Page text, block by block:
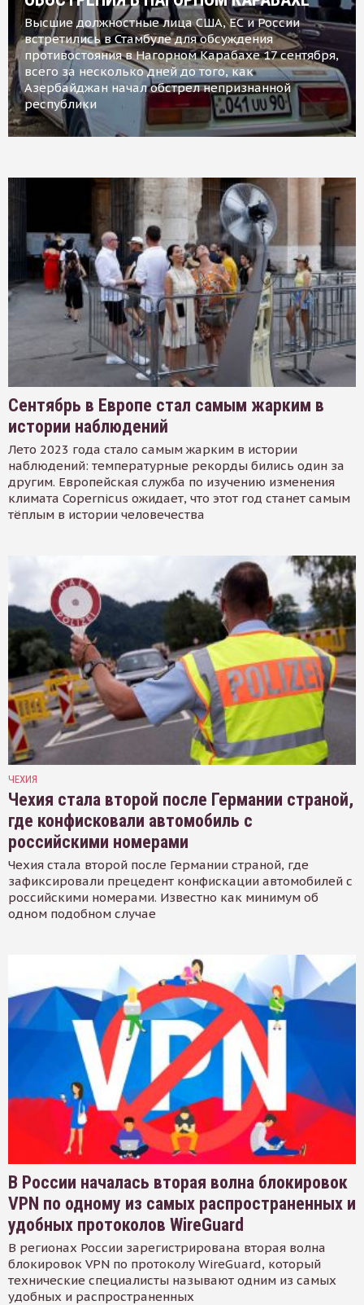
Высшие должностные лица США, ЕС и России
встретились в Стамбуле для обсуждения
противостояния в Нагорном Карабахе 17 сентября,
всего за несколько дней до того, как
Азербайджан начал обстрел непризнанной
республики
Сентябрь в Европе стал самым жарким в
истории наблюдений
Лето 2023 года стало самым жарким в истории
наблюдений: температурные рекорды бились один за
другим. Европейская служба по изучению изменения
климата Copernicus ожидает, что этот год станет самым
тёплым в истории человечества
ЧЕХИЯ
Чехия стала второй после Германии страной,
где конфисковали автомобиль с
российскими номерами
Чехия стала второй после Германии страной, где
зафиксировали прецедент конфискации автомобилей с
российскими номерами. Известно как минимум об
одном подобном случае
В России началась вторая волна блокировок
VPN по одному из самых распространенных и
удобных протоколов WireGuard
В регионах России зарегистрирована вторая волна
блокировок VPN по протоколу WireGuard, который
технические специалисты называют одним из самых
удобных и распространенных